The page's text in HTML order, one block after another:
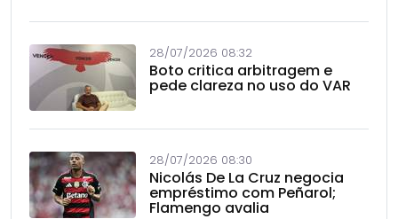
28/07/2026 08:32
Boto critica arbitragem e
pede clareza no uso do VAR
28/07/2026 08:30
Nicolás De La Cruz negocia
empréstimo com Peñarol;
Flamengo avalia